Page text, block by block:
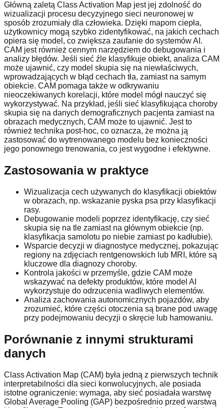
Główną zaletą Class Activation Map jest jej zdolność do
wizualizacji procesu decyzyjnego sieci neuronowej w
sposób zrozumiały dla człowieka. Dzięki mapom ciepła,
użytkownicy mogą szybko zidentyfikować, na jakich cechach
opiera się model, co zwiększa zaufanie do systemów AI.
CAM jest również cennym narzędziem do debugowania i
analizy błędów. Jeśli sieć źle klasyfikuje obiekt, analiza CAM
może ujawnić, czy model skupia się na niewłaściwych,
wprowadzających w błąd cechach tła, zamiast na samym
obiekcie. CAM pomaga także w odkrywaniu
nieoczekiwanych korelacji, które model mógł nauczyć się
wykorzystywać. Na przykład, jeśli sieć klasyfikująca choroby
skupia się na danych demograficznych pacjenta zamiast na
obrazach medycznych, CAM może to ujawnić. Jest to
również technika post-hoc, co oznacza, że można ją
zastosować do wytrenowanego modelu bez konieczności
jego ponownego trenowania, co jest wygodne i efektywne.
Zastosowania w praktyce
Wizualizacja cech używanych do klasyfikacji obiektów
w obrazach, np. wskazanie pyska psa przy klasyfikacji
rasy.
Debugowanie modeli poprzez identyfikację, czy sieć
skupia się na tle zamiast na głównym obiekcie (np.
klasyfikacja samolotu po niebie zamiast po kadłubie).
Wsparcie decyzji w diagnostyce medycznej, pokazując
regiony na zdjęciach rentgenowskich lub MRI, które są
kluczowe dla diagnozy choroby.
Kontrola jakości w przemyśle, gdzie CAM może
wskazywać na defekty produktów, które model AI
wykorzystuje do odrzucenia wadliwych elementów.
Analiza zachowania autonomicznych pojazdów, aby
zrozumieć, które części otoczenia są brane pod uwagę
przy podejmowaniu decyzji o skręcie lub hamowaniu.
Porównanie z innymi strukturami
danych
Class Activation Map (CAM) była jedną z pierwszych technik
interpretabilności dla sieci konwolucyjnych, ale posiada
istotne ograniczenie: wymaga, aby sieć posiadała warstwę
Global Average Pooling (GAP) bezpośrednio przed warstwą